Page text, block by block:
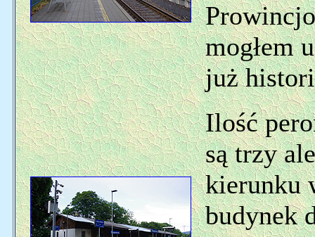
mogłem
już
Ilość
są trzy
kierunku
budynek